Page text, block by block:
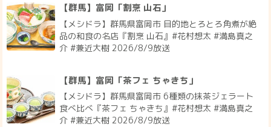
【群馬】富岡「割烹 山石」
【メシドラ】群馬県富岡市 目的地とろとろ角煮が絶
品の和食の名店『割烹 山石』#花村想太 #満島真之
介 #兼近大樹 2026/8/9放送
【群馬】富岡「茶フェ ちゃきち」
【メシドラ】群馬県富岡市 6種類の抹茶ジェラート
食べ比べ『茶フェ ちゃきち』#花村想太 #満島真之
介 #兼近大樹 2026/8/9放送